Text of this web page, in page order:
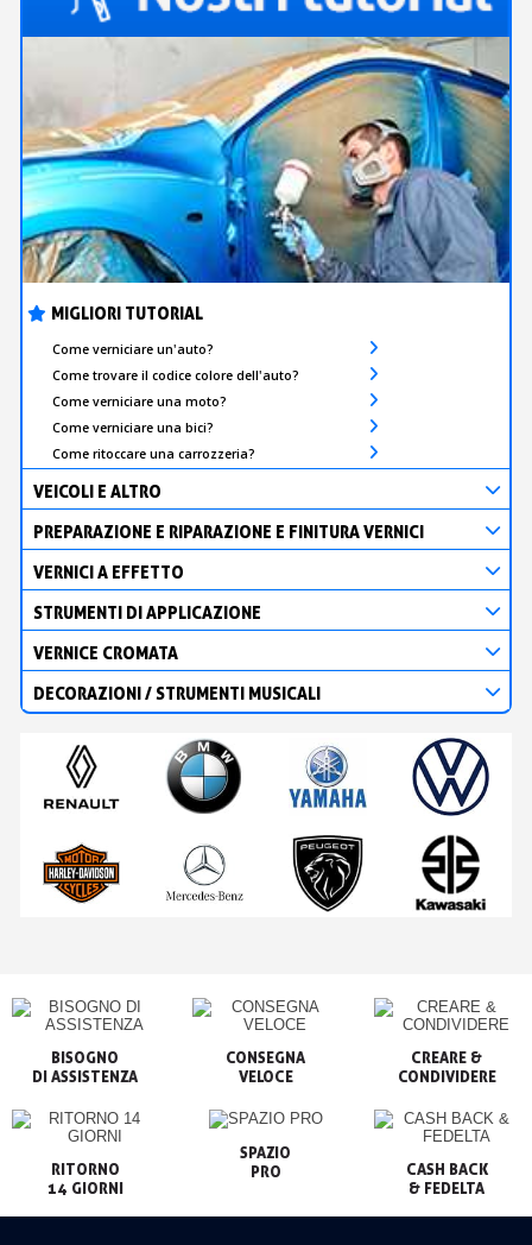
MIGLIORI TUTORIAL
Come verniciare un'auto?
Come trovare il codice colore dell'auto?
Come verniciare una moto?
Come verniciare una bici?
Come ritoccare una carrozzeria?
VEICOLI E ALTRO
PREPARAZIONE E RIPARAZIONE E FINITURA VERNICI
VERNICI A EFFETTO
STRUMENTI DI APPLICAZIONE
VERNICE CROMATA
DECORAZIONI / STRUMENTI MUSICALI
BISOGNO
CONSEGNA
VELOCE
CREARE &
CONDIVIDERE
RITORNO
14 GIORNI
SPAZIO
PRO
CASH BACK
& FEDELTA